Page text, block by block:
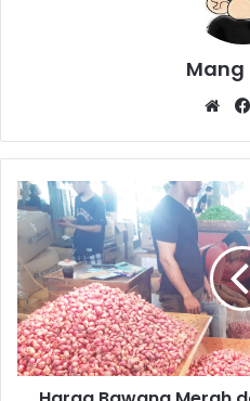
Mang
Harga
Bawang
Merah
dan
Bawang
Putih
Mulai
Naik